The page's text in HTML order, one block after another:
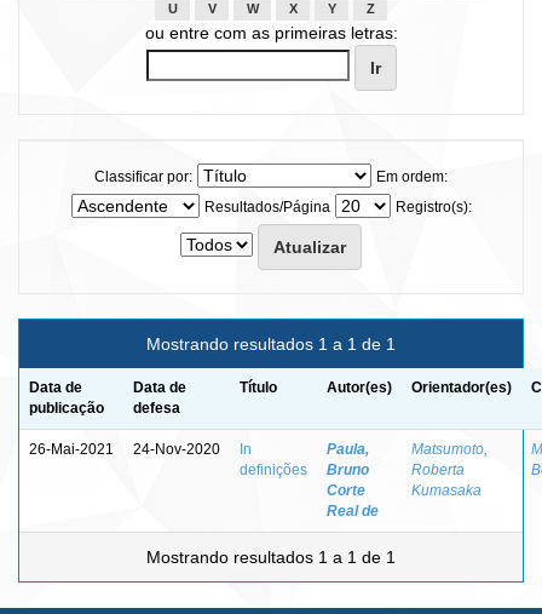
U
V W X Y Z
ou entre com as primeiras letras:
Classificar por:
Em ordem:
Resultados/Página
Registro(s):
Mostrando resultados 1 a 1 de 1
Data de
publicação
Data de
defesa
Título Autor(es) Orientador(es)
26-Mai-2021 24-Nov-2020
In
definições
Paula,
Bruno
Corte
Real de
Matsumoto,
Roberta
Kumasaka
Mostrando resultados 1 a 1 de 1